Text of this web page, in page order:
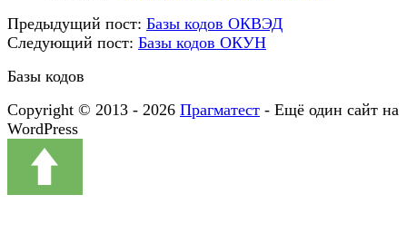
Предыдущий пост: Базы кодов ОКВЭД
Следующий пост: Базы кодов ОКУН
Базы кодов
Copyright © 2013 - 2026 Прагматест - Ещё один сайт на
WordPress